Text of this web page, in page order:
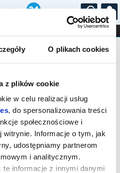
O plikach cookies
z plików cookie
w celu realizacji usług
, do spersonalizowania treści
społecznościowe i
witrynie. Informacje o tym, jak
udostępniamy partnerom
i analitycznym.
te informacje z innymi danymi
...
BALET
STAND-UP
line na wydarzenie